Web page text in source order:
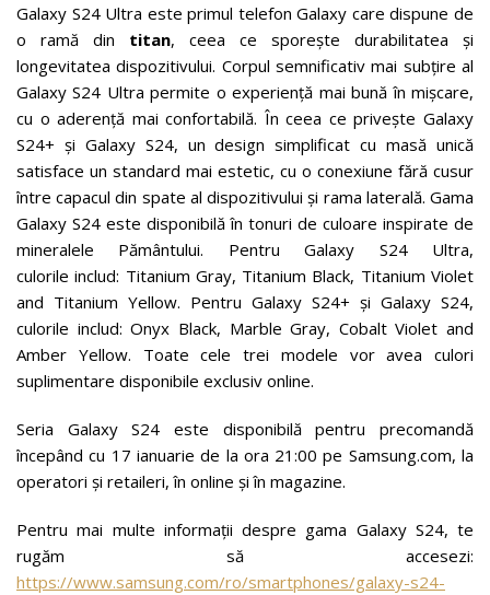
Galaxy S24 Ultra este primul telefon Galaxy care dispune de
o ramă din titan, ceea ce sporește durabilitatea și
longevitatea dispozitivului. Corpul semnificativ mai subțire al
Galaxy S24 Ultra permite o experiență mai bună în mișcare,
cu o aderență mai confortabilă. În ceea ce privește Galaxy
S24+ și Galaxy S24, un design simplificat cu masă unică
satisface un standard mai estetic, cu o conexiune fără cusur
între capacul din spate al dispozitivului și rama laterală. Gama
Galaxy S24 este disponibilă în tonuri de culoare inspirate de
mineralele Pământului. Pentru Galaxy S24 Ultra,
culorile includ: Titanium Gray, Titanium Black, Titanium Violet
and Titanium Yellow. Pentru Galaxy S24+ și Galaxy S24,
culorile includ: Onyx Black, Marble Gray, Cobalt Violet and
Amber Yellow. Toate cele trei modele vor avea culori
suplimentare disponibile exclusiv online.
Seria Galaxy S24 este disponibilă pentru precomandă
începând cu 17 ianuarie de la ora 21:00 pe Samsung.com, la
operatori și retaileri, în online și în magazine.
Pentru mai multe informații despre gama Galaxy S24, te
rugăm să accesezi:
https://www.samsung.com/ro/smartphones/galaxy-s24-